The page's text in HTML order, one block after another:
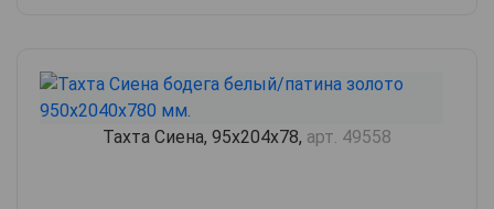
Тахта Сиена, 95х204х78, арт. 49558